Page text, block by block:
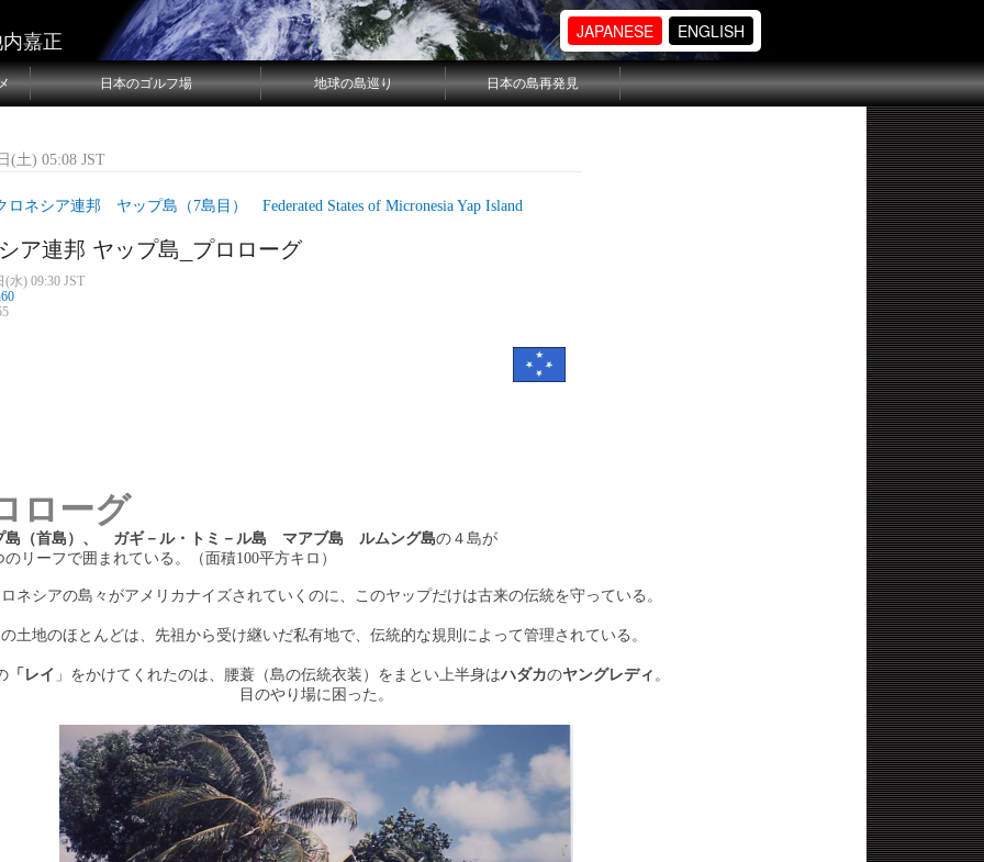
嘉正 JAPANESE ENGLISH
日本のゴルフ場 地球の島巡り 日本の島再発見
(土) 05:08 JST
ロネシア連邦 ヤップ島（7島目） Federated States of Micronesia Yap Island
ア連邦 ヤップ島_プロローグ
(水) 09:30 JST
ネシアの島々がアメリカナイズされていくのに、このヤップだけは古来の伝統を守っている。
土地のほとんどは、先祖から受け継いだ私有地で、伝統的な規則によって管理されている。
「レイ 」をかけてくれたのは、腰蓑（島の伝統衣装）をまとい上半身はハダカのヤングレディ 。
目のやり場に困った。
島（首島）、 ガギ－ル・トミ－ル島 マアブ島 ルムング島の４島が
のリーフで囲まれている。（面積100平方キロ）
ローグ